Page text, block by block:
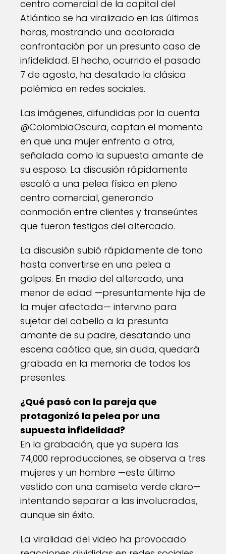
centro comercial de la capital del
Atlántico se ha viralizado en las últimas
horas, mostrando una acalorada
confrontación por un presunto caso de
infidelidad. El hecho, ocurrido el pasado
7 de agosto, ha desatado la clásica
polémica en redes sociales.
Las imágenes, difundidas por la cuenta
@ColombiaOscura, captan el momento
en que una mujer enfrenta a otra,
señalada como la supuesta amante de
su esposo. La discusión rápidamente
escaló a una pelea física en pleno
centro comercial, generando
conmoción entre clientes y transeúntes
que fueron testigos del altercado.
La discusión subió rápidamente de tono
hasta convertirse en una pelea a
golpes. En medio del altercado, una
menor de edad —presuntamente hija de
la mujer afectada— intervino para
sujetar del cabello a la presunta
amante de su padre, desatando una
escena caótica que, sin duda, quedará
grabada en la memoria de todos los
presentes.
¿Qué pasó con la pareja que
protagonizó la pelea por una
supuesta infidelidad?
En la grabación, que ya supera las
74,000 reproducciones, se observa a tres
mujeres y un hombre —este último
vestido con una camiseta verde claro—
intentando separar a las involucradas,
aunque sin éxito.
La viralidad del video ha provocado